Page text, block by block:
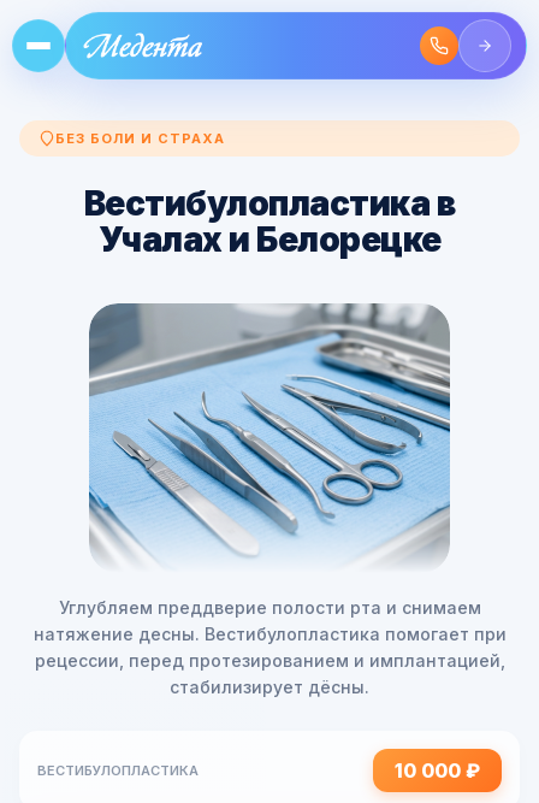
БЕЗ БОЛИ И СТРАХА
Вестибулопластика в
Учалах и Белорецке
Углубляем преддверие полости рта и снимаем
натяжение десны. Вестибулопластика помогает при
рецессии, перед протезированием и имплантацией,
стабилизирует дёсны.
ВЕСТИБУЛОПЛАСТИКА 10 000 ₽